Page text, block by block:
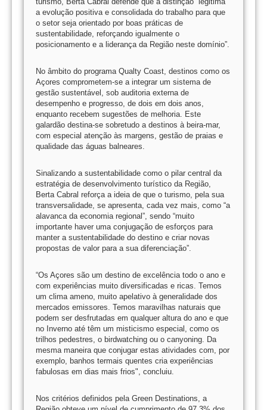
a evolução positiva e consolidada do trabalho para que
o setor seja orientado por boas práticas de
sustentabilidade, reforçando igualmente o
posicionamento e a liderança da Região neste domínio”.
No âmbito do programa Qualty Coast, destinos como os
Açores comprometem-se a integrar um sistema de
gestão sustentável, sob auditoria externa de
desempenho e progresso, de dois em dois anos,
enquanto recebem sugestões de melhoria. Este
galardão destina-se sobretudo a destinos à beira-mar,
com especial atenção às margens, gestão de praias e
qualidade das águas balneares.
Sinalizando a sustentabilidade como o pilar central da
estratégia de desenvolvimento turístico da Região,
Berta Cabral reforça a ideia de que o turismo, pela sua
transversalidade, se apresenta, cada vez mais, como “a
alavanca da economia regional”, sendo “muito
importante haver uma conjugação de esforços para
manter a sustentabilidade do destino e criar novas
propostas de valor para a sua diferenciação”.
“Os Açores são um destino de excelência todo o ano e
com experiências muito diversificadas e ricas. Temos
um clima ameno, muito apelativo à generalidade dos
mercados emissores. Temos maravilhas naturais que
podem ser desfrutadas em qualquer altura do ano e que
no Inverno até têm um misticismo especial, como os
trilhos pedestres, o birdwatching ou o canyoning. Da
mesma maneira que conjugar estas atividades com, por
exemplo, banhos termais quentes cria experiências
fabulosas em dias mais frios", concluiu.
Nos critérios definidos pela Green Destinations, a